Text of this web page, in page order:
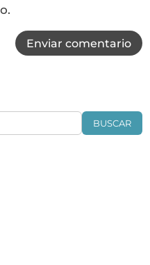
Enviar comentario
BUSCAR